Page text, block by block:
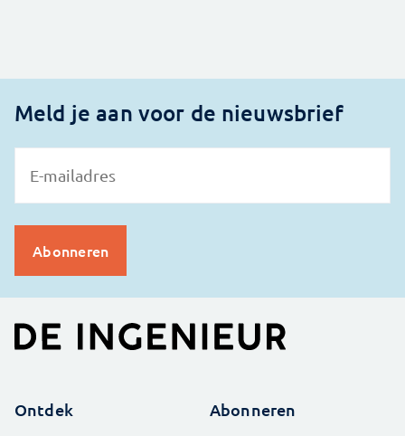
Meld je aan voor de nieuwsbrief
Ontdek Abonneren